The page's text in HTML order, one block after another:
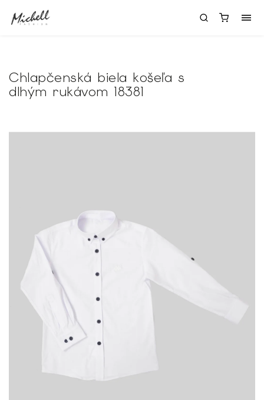
Chlapčenská biela košeľa s
dlhým rukávom 18381